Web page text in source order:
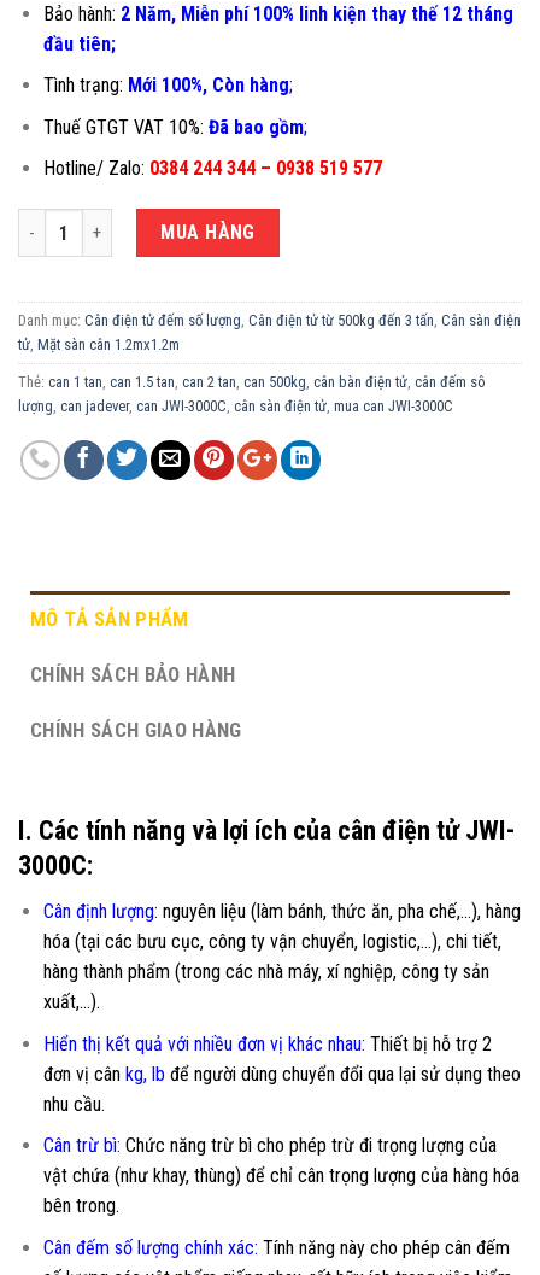
Bảo hành: 2 Năm, Miễn phí 100% linh kiện thay thế 12 tháng
đầu tiên;
Tình trạng: Mới 100%, Còn hàng;
Thuế GTGT VAT 10%: Đã bao gồm;
Hotline/ Zalo: 0384 244 344 – 0938 519 577
CÂN ĐẾM SỐ LƯỢNG 500KG JWI-3000C - MẶT BÀN CÂN 1.2M X 1.2M số
MUA HÀNG
Danh mục: Cân điện tử đếm số lượng, Cân điện tử từ 500kg đến 3 tấn, Cân sàn điện
tử, Mặt sàn cân 1.2mx1.2m
Thẻ: can 1 tan, can 1.5 tan, can 2 tan, can 500kg, cân bàn điện tử, cân đếm sô
lượng, can jadever, can JWI-3000C, cân sàn điện tử, mua can JWI-3000C
MÔ TẢ SẢN PHẨM
CHÍNH SÁCH BẢO HÀNH
CHÍNH SÁCH GIAO HÀNG
I. Các tính năng và lợi ích của cân điện tử JWI-
3000C:
Cân định lượng: nguyên liệu (làm bánh, thức ăn, pha chế,…), hàng
hóa (tại các bưu cục, công ty vận chuyển, logistic,…), chi tiết,
hàng thành phẩm (trong các nhà máy, xí nghiệp, công ty sản
xuất,…).
Hiển thị kết quả với nhiều đơn vị khác nhau: Thiết bị hỗ trợ 2
đơn vị cân kg, lb để người dùng chuyển đổi qua lại sử dụng theo
nhu cầu.
Cân trừ bì: Chức năng trừ bì cho phép trừ đi trọng lượng của
vật chứa (như khay, thùng) để chỉ cân trọng lượng của hàng hóa
bên trong.
Cân đếm số lượng chính xác: Tính năng này cho phép cân đếm